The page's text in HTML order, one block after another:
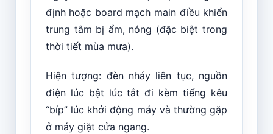
định hoặc board mạch main điều khiển
trung tâm bị ẩm, nóng (đặc biệt trong
thời tiết mùa mưa).
Hiện tượng: đèn nháy liên tục, nguồn
điện lúc bật lúc tắt đi kèm tiếng kêu
“bíp” lúc khởi động máy và thường gặp
ở máy giặt cửa ngang.